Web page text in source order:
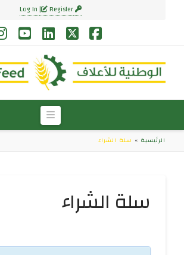
Register
Facebook
X
Navigation
الرئيسية » سلة الشراء
سلة الشراء